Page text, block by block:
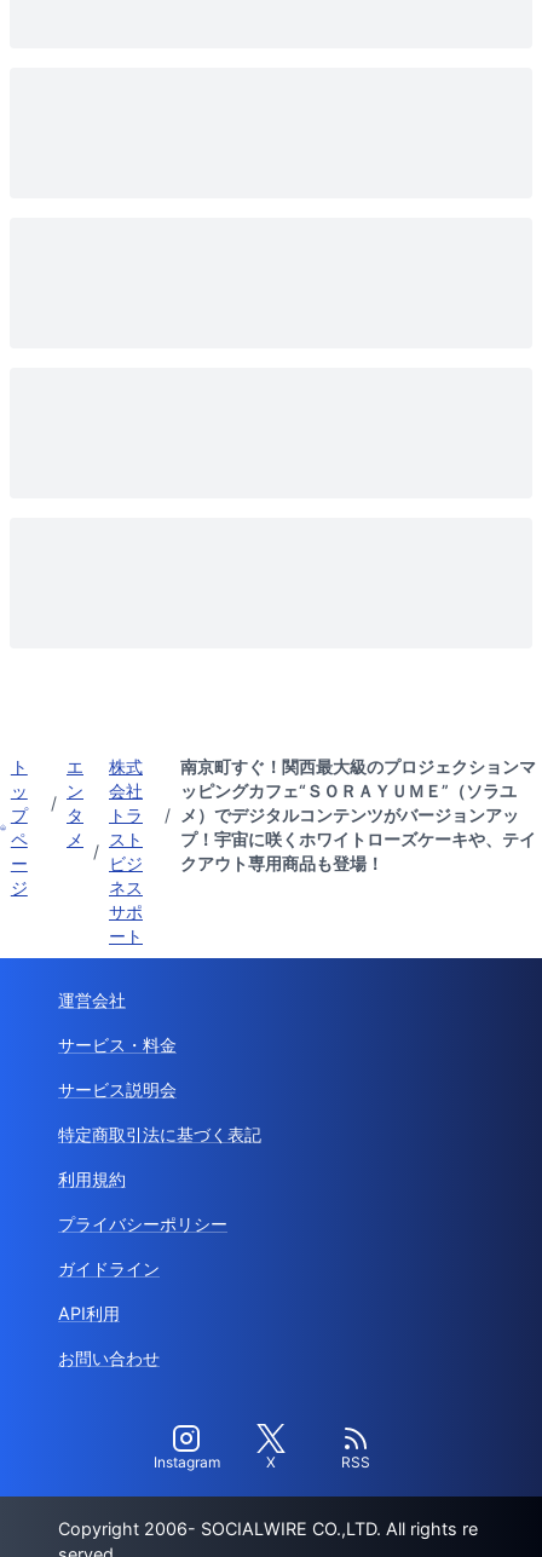
ト
ッ
プ
ペ
ー
ジ
/
エ
ン
タ
メ
/
株式
会社
トラ
スト
ビジ
ネス
サポ
ート
/
南京町すぐ！関西最大級のプロジェクションマ
ッピングカフェ“ＳＯＲＡＹＵＭＥ”（ソラユ
メ）でデジタルコンテンツがバージョンアッ
プ！宇宙に咲くホワイトローズケーキや、テイ
クアウト専用商品も登場！
運営会社
サービス・料金
サービス説明会
特定商取引法に基づく表記
利用規約
プライバシーポリシー
ガイドライン
API利用
お問い合わせ
Instagram X RSS
Copyright 2006- SOCIALWIRE CO.,LTD. All rights re